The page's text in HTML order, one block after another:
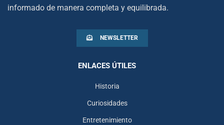
informado de manera completa y equilibrada.
NEWSLETTER
ENLACES ÚTILES
Historia
Curiosidades
Entretenimiento